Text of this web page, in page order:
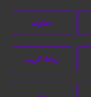
دماوند
رباط کریم